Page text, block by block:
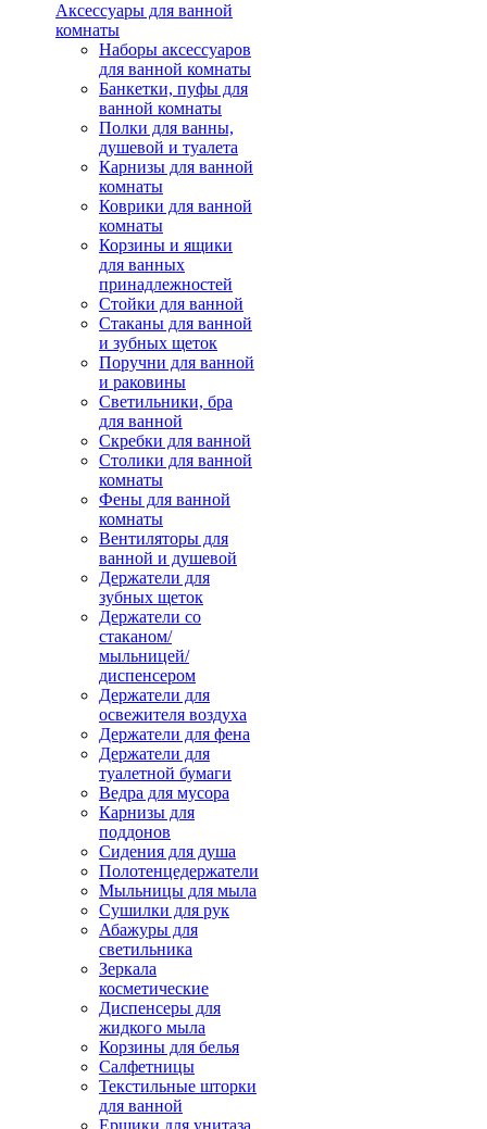
Аксессуары для ванной
комнаты
Наборы аксессуаров
для ванной комнаты
Банкетки, пуфы для
ванной комнаты
Полки для ванны,
душевой и туалета
Карнизы для ванной
комнаты
Коврики для ванной
комнаты
Корзины и ящики
для ванных
принадлежностей
Стойки для ванной
Стаканы для ванной
и зубных щеток
Поручни для ванной
и раковины
Светильники, бра
для ванной
Скребки для ванной
Столики для ванной
комнаты
Фены для ванной
комнаты
Вентиляторы для
ванной и душевой
Держатели для
зубных щеток
Держатели со
стаканом/
мыльницей/
диспенсером
Держатели для
освежителя воздуха
Держатели для фена
Держатели для
туалетной бумаги
Ведра для мусора
Карнизы для
поддонов
Сидения для душа
Полотенцедержатели
Мыльницы для мыла
Сушилки для рук
Абажуры для
светильника
Зеркала
косметические
Диспенсеры для
жидкого мыла
Корзины для белья
Салфетницы
Текстильные шторки
для ванной
Ершики для унитаза